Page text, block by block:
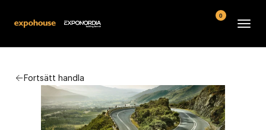
Fortsätt handla
Kontakt
0